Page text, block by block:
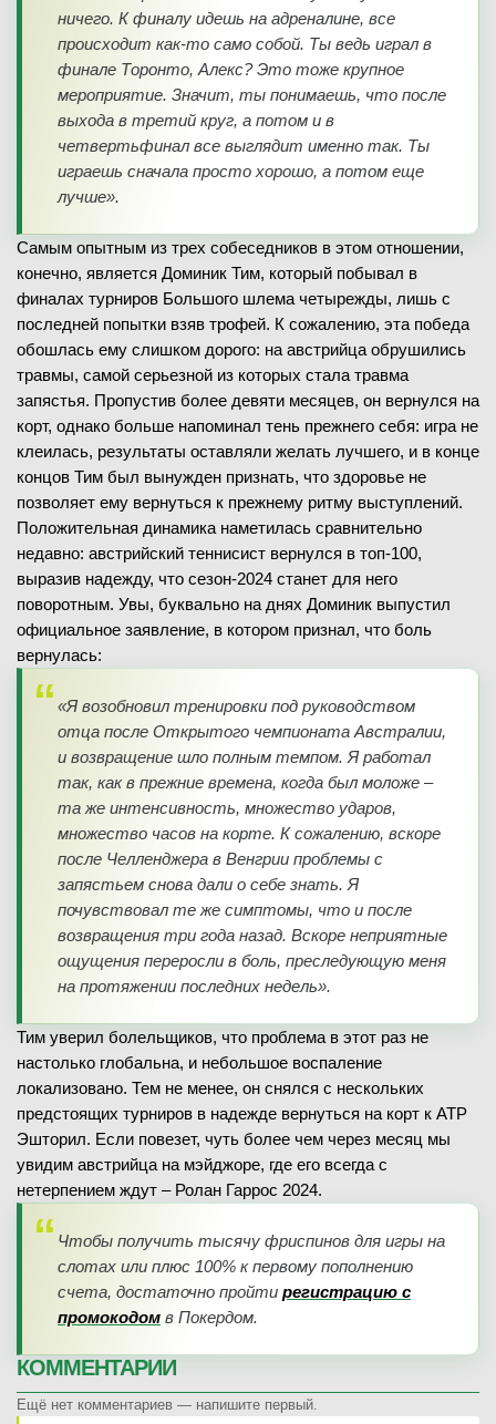
ничего. К финалу идешь на адреналине, все
происходит как-то само собой. Ты ведь играл в
финале Торонто, Алекс? Это тоже крупное
мероприятие. Значит, ты понимаешь, что после
выхода в третий круг, а потом и в
четвертьфинал все выглядит именно так. Ты
играешь сначала просто хорошо, а потом еще
лучше».
Самым опытным из трех собеседников в этом отношении,
конечно, является Доминик Тим, который побывал в
финалах турниров Большого шлема четырежды, лишь с
последней попытки взяв трофей. К сожалению, эта победа
обошлась ему слишком дорого: на австрийца обрушились
травмы, самой серьезной из которых стала травма
запястья. Пропустив более девяти месяцев, он вернулся на
корт, однако больше напоминал тень прежнего себя: игра не
клеилась, результаты оставляли желать лучшего, и в конце
концов Тим был вынужден признать, что здоровье не
позволяет ему вернуться к прежнему ритму выступлений.
Положительная динамика наметилась сравнительно
недавно: австрийский теннисист вернулся в топ-100,
выразив надежду, что сезон-2024 станет для него
поворотным. Увы, буквально на днях Доминик выпустил
официальное заявление, в котором признал, что боль
вернулась:
«Я возобновил тренировки под руководством
отца после Открытого чемпионата Австралии,
и возвращение шло полным темпом. Я работал
так, как в прежние времена, когда был моложе –
та же интенсивность, множество ударов,
множество часов на корте. К сожалению, вскоре
после Челленджера в Венгрии проблемы с
запястьем снова дали о себе знать. Я
почувствовал те же симптомы, что и после
возвращения три года назад. Вскоре неприятные
ощущения переросли в боль, преследующую меня
на протяжении последних недель».
Тим уверил болельщиков, что проблема в этот раз не
настолько глобальна, и небольшое воспаление
локализовано. Тем не менее, он снялся с нескольких
предстоящих турниров в надежде вернуться на корт к ATP
Эшторил. Если повезет, чуть более чем через месяц мы
увидим австрийца на мэйджоре, где его всегда с
нетерпением ждут – Ролан Гаррос 2024.
Чтобы получить тысячу фриспинов для игры на
слотах или плюс 100% к первому пополнению
счета, достаточно пройти регистрацию с
промокодом в Покердом.
КОММЕНТАРИИ
Ещё нет комментариев — напишите первый.